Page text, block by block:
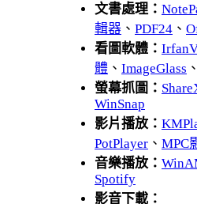
文書處理：
輯器 、 PDF24 、
看圖軟體：
體 、 ImageGlass 、
螢幕抓圖：
WinSnap
影片播放：
PotPlayer 、 MPC
音樂播放：
Spotify
影音下載：